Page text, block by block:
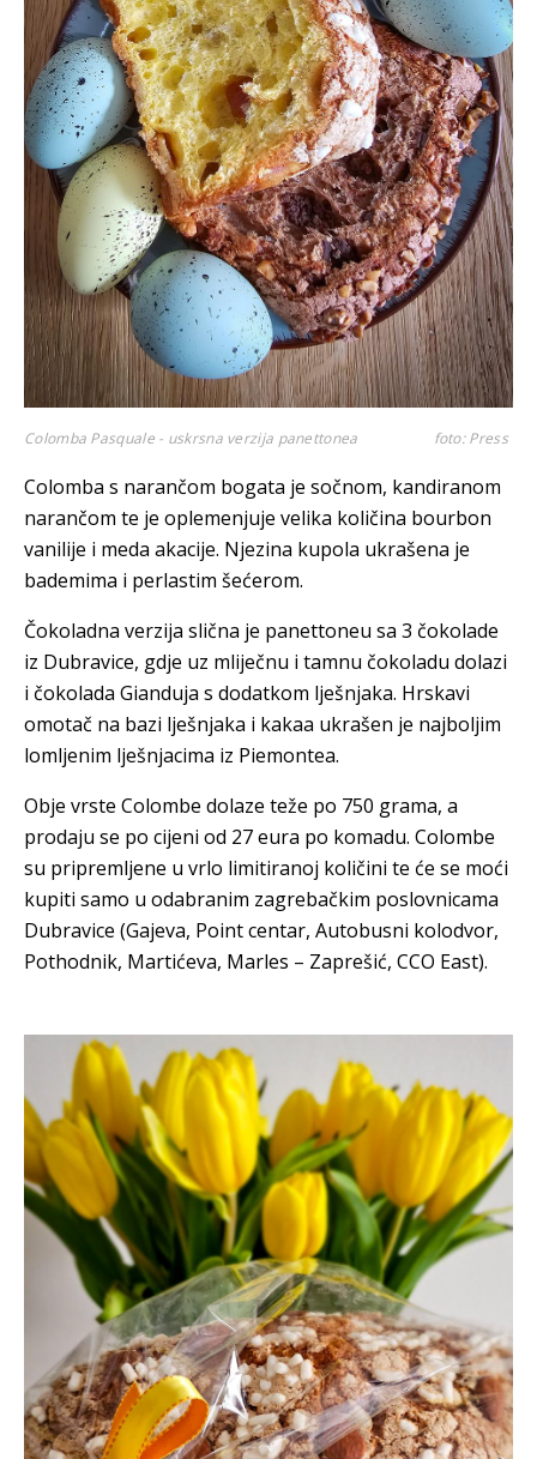
Colomba Pasquale - uskrsna verzija panettonea foto: Press
Colomba s narančom bogata je sočnom, kandiranom
narančom te je oplemenjuje velika količina bourbon
vanilije i meda akacije. Njezina kupola ukrašena je
bademima i perlastim šećerom.
Čokoladna verzija slična je panettoneu sa 3 čokolade
iz Dubravice, gdje uz mliječnu i tamnu čokoladu dolazi
i čokolada Gianduja s dodatkom lješnjaka. Hrskavi
omotač na bazi lješnjaka i kakaa ukrašen je najboljim
lomljenim lješnjacima iz Piemontea.
Obje vrste Colombe dolaze teže po 750 grama, a
prodaju se po cijeni od 27 eura po komadu. Colombe
su pripremljene u vrlo limitiranoj količini te će se moći
kupiti samo u odabranim zagrebačkim poslovnicama
Dubravice (Gajeva, Point centar, Autobusni kolodvor,
Pothodnik, Martićeva, Marles – Zaprešić, CCO East).